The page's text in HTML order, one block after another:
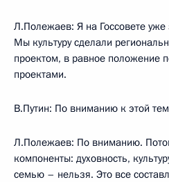
Л.Полежаев: Я на Госсовете уже
Мы культуру сделали
проектом, в равное положение
проектами.
В.Путин: По вниманию к этой
Л.Полежаев: По вниманию.
компоненты: духовность,
семью – нельзя. Это все